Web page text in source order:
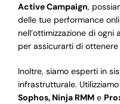
Active Campaign,
delle tue performance
nell’ottimizzazione di
per assicurarti di
Inoltre, siamo esperti in
infrastrutturale.
Sophos, Ninja RMMe